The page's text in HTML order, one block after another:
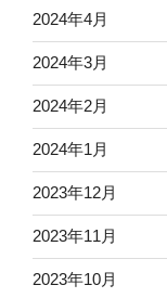
2024年4月
2024年3月
2024年2月
2024年1月
2023年12月
2023年11月
2023年10月